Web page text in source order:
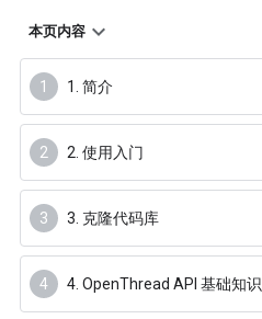
本页内容
1. 简介
2. 使用入门
3. 克隆代码库
4. OpenThread API 基础知识